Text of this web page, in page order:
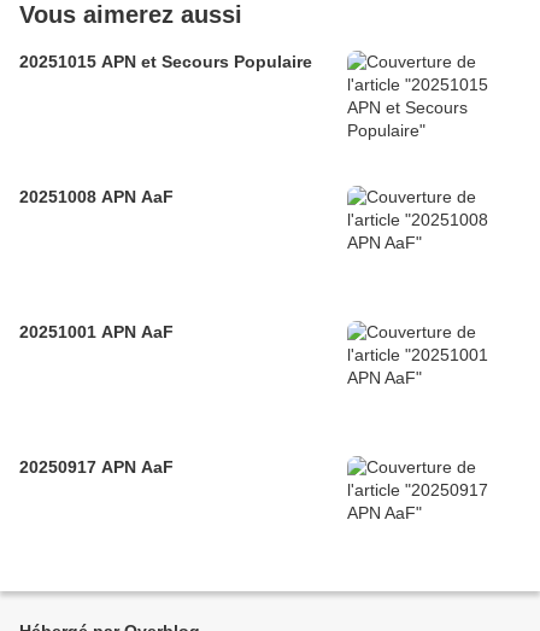
Vous aimerez aussi
20251015 APN et Secours Populaire
20251008 APN AaF
20251001 APN AaF
20250917 APN AaF